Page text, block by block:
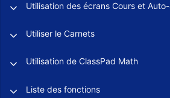
Utilisation des écrans Cours et
Utiliser le Carnets
Utilisation de ClassPad Math
Liste des fonctions